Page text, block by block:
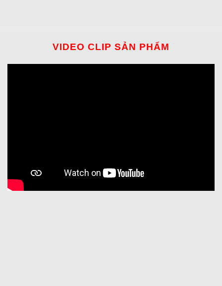
VIDEO CLIP SẢN PHẨM